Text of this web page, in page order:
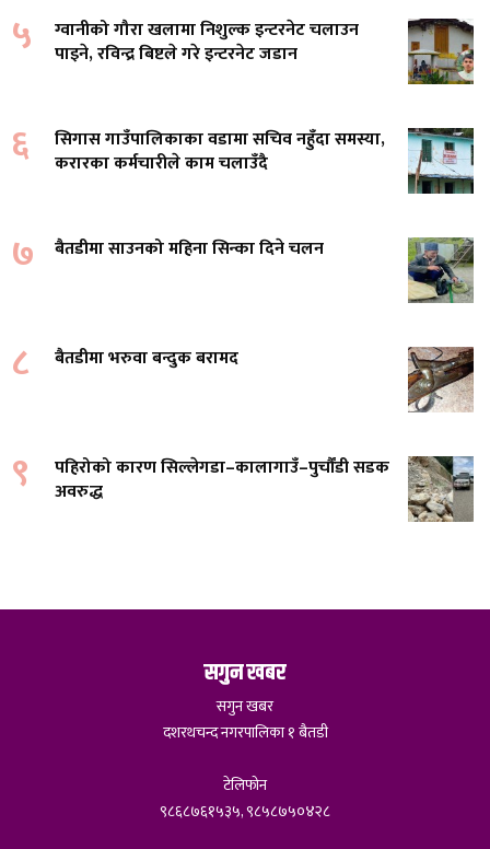
५
ग्वानीको गौरा खलामा निशुल्क इन्टरनेट चलाउन
पाइने, रविन्द्र बिष्टले गरे इन्टरनेट जडान
६
सिगास गाउँपालिकाका वडामा सचिव नहुँदा समस्या,
करारका कर्मचारीले काम चलाउँदै
७ बैतडीमा साउनको महिना सिन्का दिने चलन
८ बैतडीमा भरुवा बन्दुक बरामद
९
पहिरोको कारण सिल्लेगडा–कालागाउँ–पुर्चौंडी सडक
अवरुद्ध
सगुन खबर
सगुन खबर
दशरथचन्द नगरपालिका १ बैतडी
टेलिफोन
९८६८७६१५३५, ९८५८७५०४२८